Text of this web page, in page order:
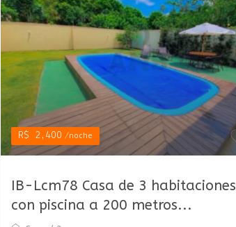
R$ 2,400/noche
IB-Lcm78 Casa de 3 habitaciones
con piscina a 200 metros...